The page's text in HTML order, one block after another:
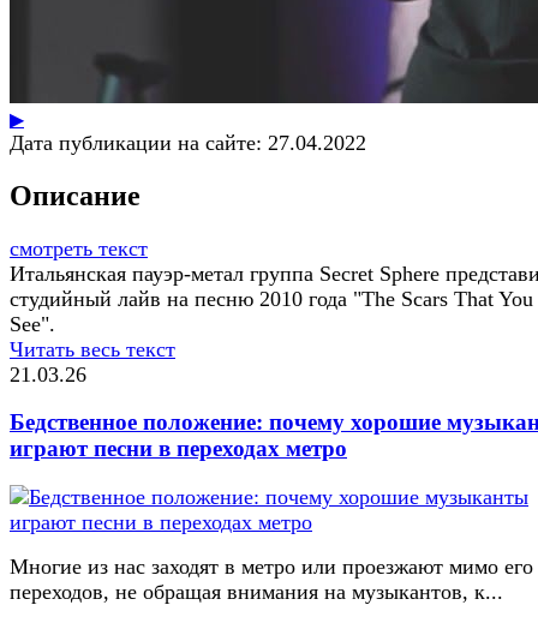
▶
Дата публикации на сайте: 27.04.2022
Описание
смотреть текст
Итальянская пауэр-метал группа Secret Sphere
студийный лайв на песню 2010 года "The Scars That You
See".
Читать весь текст
21.03.26
Бедственное положение: почему хорошие
играют песни в переходах метро
Многие из нас заходят в метро или проезжают мимо его
переходов, не обращая внимания на музыкантов, к...